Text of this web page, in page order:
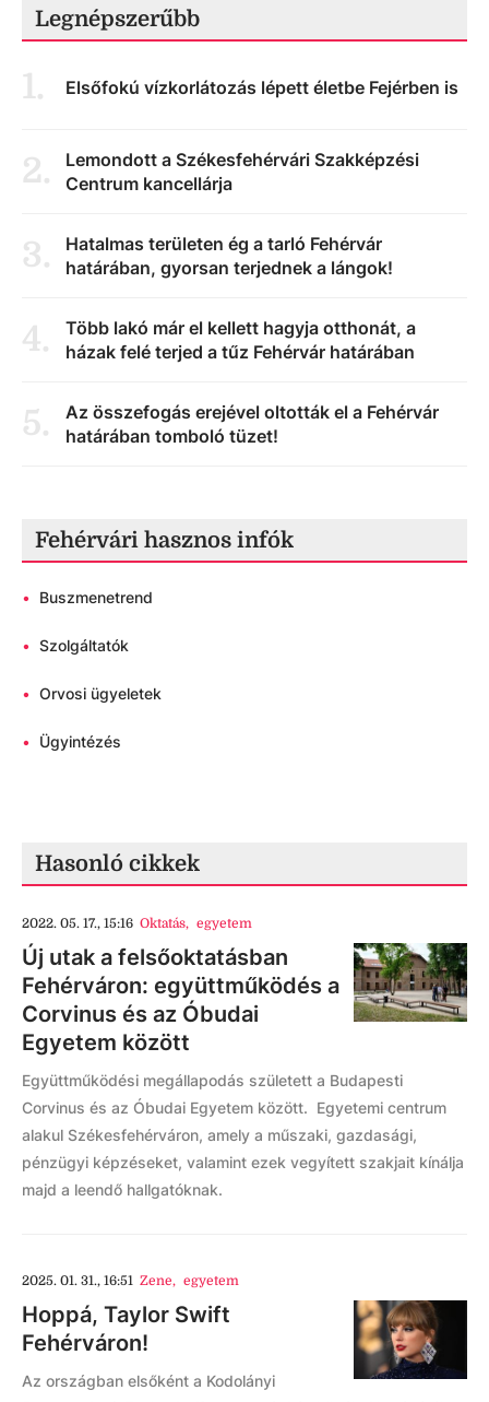
Legnépszerűbb
1. Elsőfokú vízkorlátozás lépett életbe Fejérben is
2.
Lemondott a Székesfehérvári Szakképzési
Centrum kancellárja
3.
Hatalmas területen ég a tarló Fehérvár
határában, gyorsan terjednek a lángok!
4.
Több lakó már el kellett hagyja otthonát, a
házak felé terjed a tűz Fehérvár határában
5.
Az összefogás erejével oltották el a Fehérvár
határában tomboló tüzet!
Fehérvári hasznos infók
• Buszmenetrend
• Szolgáltatók
• Orvosi ügyeletek
• Ügyintézés
Hasonló cikkek
2022. 05. 17., 15:16 Oktatás, egyetem
Új utak a felsőoktatásban
Fehérváron: együttműködés a
Corvinus és az Óbudai
Egyetem között
Együttműködési megállapodás született a Budapesti
Corvinus és az Óbudai Egyetem között. Egyetemi centrum
alakul Székesfehérváron, amely a műszaki, gazdasági,
pénzügyi képzéseket, valamint ezek vegyített szakjait kínálja
majd a leendő hallgatóknak.
2025. 01. 31., 16:51 Zene, egyetem
Hoppá, Taylor Swift
Fehérváron!
Az országban elsőként a Kodolányi